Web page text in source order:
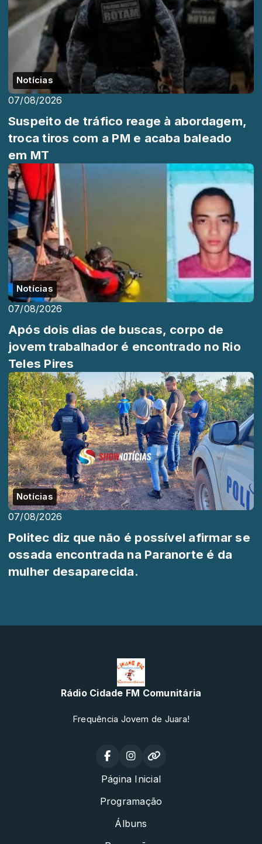
Notícias
07/08/2026
Suspeito de tráfico reage à abordagem,
troca tiros com a PM e acaba baleado
em MT
Notícias
07/08/2026
Após dois dias de buscas, corpo de
jovem trabalhador é encontrado no Rio
Teles Pires
Notícias
07/08/2026
Politec diz que não é possível afirmar se
ossada encontrada na Paranorte é da
mulher desaparecida.
Rádio Cidade FM Comunitária
Frequência Jovem de Juara!
Página Inicial
Programação
Álbuns